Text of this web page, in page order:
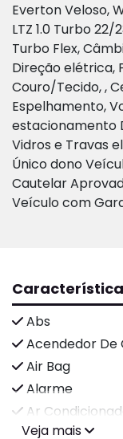
Everton Veloso,
LTZ 1.0 Turbo
Turbo Flex,
Direção elétrica,
Couro/Tecido, ,
Espelhamento,
estacionamento
Vidros e Travas
Único dono
Cautelar
Veículo com
Abs
Acendedor De
Air Bag
Alarme
Ar
Veja mais